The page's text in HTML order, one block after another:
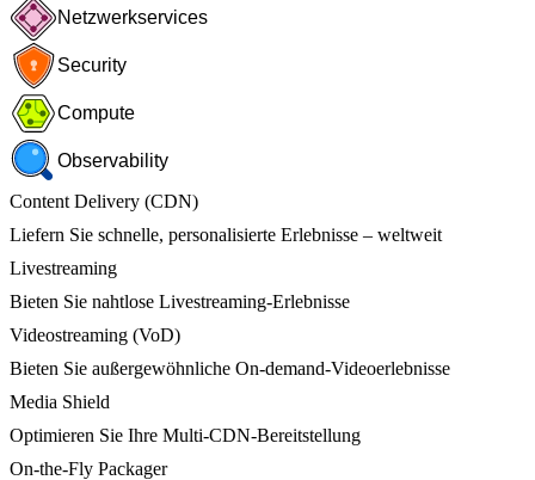
Netzwerkservices
Security
Compute
Observability
Content Delivery (CDN)
Liefern Sie schnelle, personalisierte Erlebnisse – weltweit
Livestreaming
Bieten Sie nahtlose Livestreaming-Erlebnisse
Videostreaming (VoD)
Bieten Sie außergewöhnliche On-demand-Videoerlebnisse
Media Shield
Optimieren Sie Ihre Multi-CDN-Bereitstellung
On-the-Fly Packager